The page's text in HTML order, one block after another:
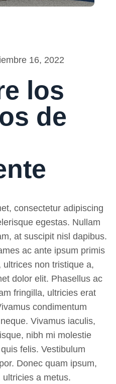
16, 2022
los
de
consectetur adipiscing
egestas. Nullam
at suscipit nisl dapibus.
ac ante ipsum primis
non tristique a,
dolor elit. Phasellus ac
fringilla, ultricies erat
condimentum
Vivamus iaculis,
nibh mi molestie
felis. Vestibulum
Donec quam ipsum,
a metus.